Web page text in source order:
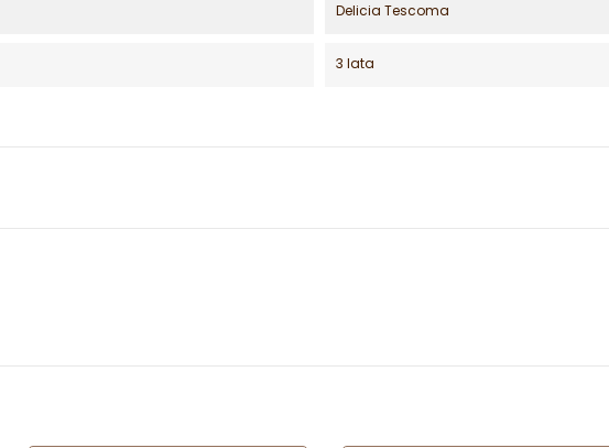
Delicia Tescoma
3 lata